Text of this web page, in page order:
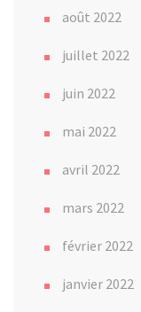
août 2022
juillet 2022
juin 2022
mai 2022
avril 2022
mars 2022
février 2022
janvier 2022